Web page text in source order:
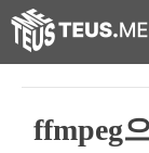
ffmpeg